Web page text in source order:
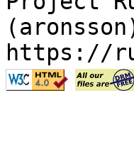
https://